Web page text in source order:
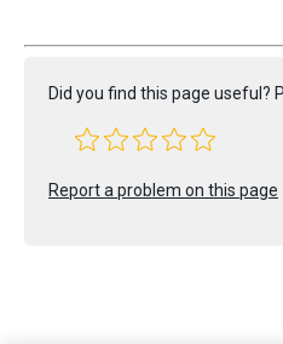
Did you find this page useful?
Report a problem on this page